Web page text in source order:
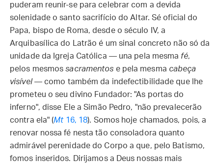
puderam reunir-se para celebrar com a devida
solenidade o santo sacrifício do Altar. Sé oficial do
Papa, bispo de Roma, desde o século IV, a
Arquibasílica do Latrão é um sinal concreto não só da
unidade da Igreja Católica — una pela mesma fé,
pelos mesmossacramentos e pela mesma cabeça
visível— como também da indefectibilidade que lhe
prometeu o seu divino Fundador: "As portas do
inferno", disse Ele a Simão Pedro, "não prevalecerão
contra ela" (Mt16, 18). Somos hoje chamados, pois, a
renovar nossa fé nesta tão consoladora quanto
admirável perenidade do Corpo a que, pelo Batismo,
fomos inseridos. Dirijamos a Deus nossas mais